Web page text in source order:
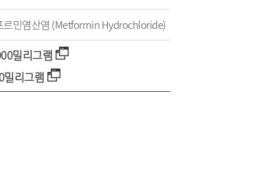
민염산염 (Metformin Hydrochloride)
밀리그램
밀리그램